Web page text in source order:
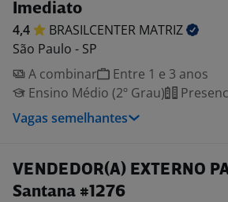
Imediato
4,4 BRASILCENTER MATRIZ
São Paulo - SP
A combinar
Entre 1 e 3 anos
Ensino Médio (2º Grau)
Vagas semelhantes
VENDEDOR(A) EXTERNO
Santana #1276